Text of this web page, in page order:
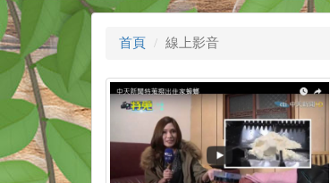
首頁 線上影音